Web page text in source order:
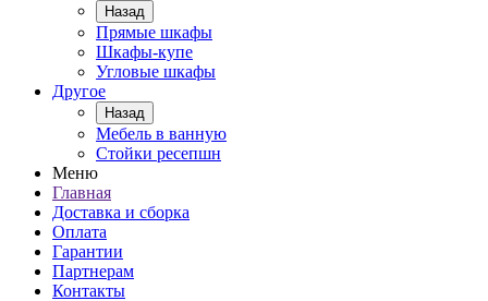
Назад
Прямые шкафы
Шкафы-купе
Угловые шкафы
Другое
Назад
Мебель в ванную
Стойки ресепшн
Меню
Главная
Доставка и сборка
Оплата
Гарантии
Партнерам
Контакты